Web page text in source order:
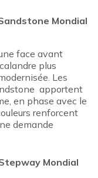
Mondial
face avant
plus
Les
apportent
en phase avec le
renforcent
demande
Mondial